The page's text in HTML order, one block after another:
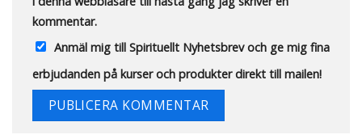
kommentar.
Anmäl mig till Spirituellt Nyhetsbrev och ge mig fina
erbjudanden på kurser och produkter direkt till mailen!